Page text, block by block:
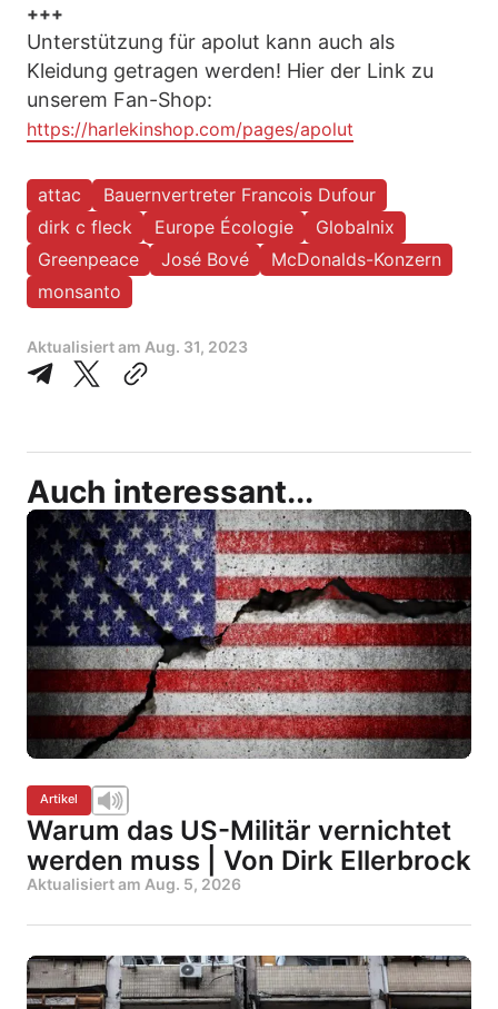
+++
Unterstützung für apolut kann auch als
Kleidung getragen werden! Hier der Link zu
unserem Fan-Shop:
https://harlekinshop.com/pages/apolut
attac
Bauernvertreter Francois Dufour
dirk c fleck
Europe Écologie
Globalnix
Greenpeace
José Bové
McDonalds-Konzern
monsanto
Aktualisiert am Aug. 31, 2023
Auch interessant...
Artikel
Warum das US-Militär vernichtet
werden muss | Von Dirk Ellerbrock
Aktualisiert am Aug. 5, 2026